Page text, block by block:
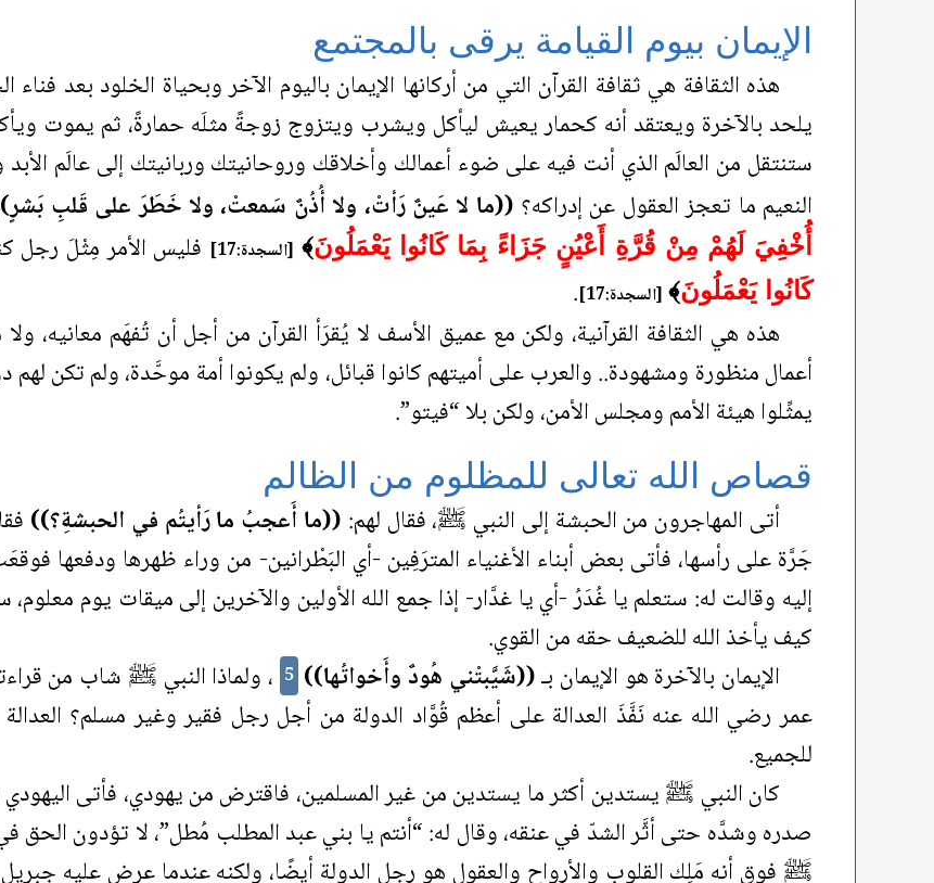
الإيمان بيوم القيامة يرقى بالمجتمع
هذه الثقافة هي ثقافة القرآن التي من أركانها الإيمان باليوم الآخر وبحياة الخلود بعد
يلحد بالآخرة ويعتقد أنه كحمار يعيش ليأكل ويشرب ويتزوج زوجةً مثلَه حمارةً، ثم يموت
ستنتقل من العالَم الذي أنت فيه على ضوء أعمالك وأخلاقك وروحانيتك وربانيتك إلى عالَم
النعيم ما تعجز العقول عن إدراكه؟ ((ما لا عَينٌ رَأتْ، ولا أُذُنٌ سَمعتْ، ولا خَطَرَ على قَلبِ
أُخْفِيَ لَهُمْ مِنْ قُرَّةِ أَعْيُنٍ جَزَاءً بِمَا كَانُوا يَعْمَلُونَ﴾ [السجدة:17] فليس الأمر مِثْلَ رجل
كَانُوا يَعْمَلُونَ﴾ [السجدة:17]
.
هذه هي الثقافة القرآنية، ولكن مع عميق الأسف لا يُقرَأ القرآن من أجل أن تُفهَم
أعمال منظورة ومشهودة.. والعرب على أميتهم كانوا قبائل، ولم يكونوا أمة موحَّدة، ولم تكن لهم
يمثِّلوا هيئة الأمم ومجلس الأمن، ولكن بلا “فيتو”.
قصاص الله تعالى للمظلوم من الظالم
أتى المهاجرون من الحبشة إلى النبي ﷺ، فقال لهم: ((ما أَعجبُ ما رَأيتُم في الحبشةِ؟))
جَرَّة على رأسها، فأتى بعض أبناء الأغنياء المترَفِين -أي البَطْرانين- من وراء ظهرها ودفعها
إليه وقالت له: ستعلم يا غُدَرُ -أي يا غدَّار- إذا جمع الله الأولين والآخرين إلى ميقات يوم
كيف يأخذ الله للضعيف حقه من القوي.
الإيمان بالآخرة هو الإيمان بـ((شَيَّبتْني هُودٌ وأَخواتُها)) 5 ، ولماذا النبي ﷺ شاب من
عمر رضي الله عنه نَفَّذَ العدالة على أعظم قُوَّاد الدولة من أجل رجل فقير وغير مسلم؟
للجميع.
كان النبي ﷺ يستدين أكثر ما يستدين من غير المسلمين، فاقترض من يهودي، فأتى
صدره وشدَّه حتى أثَّر الشدّ في عنقه، وقال له: “أنتم يا بني عبد المطلب مُطل”، لا تؤدون الحق
ﷺ فوق أنه مَلِك القلوب والأرواح والعقول هو رجل الدولة أيضًا، ولكنه عندما عرض عليه جبريل